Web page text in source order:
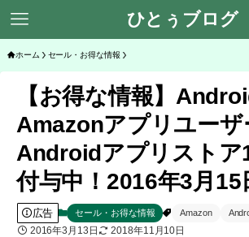
ひとぅブログ
ホーム セール・お得な情報
【お得な情報】
Amazonアプリユーザ
Androidアプリストア
付与中！2016年3月15
広告 セール・お得な情報 Amazon
2016年3月13日 2018年11月10日